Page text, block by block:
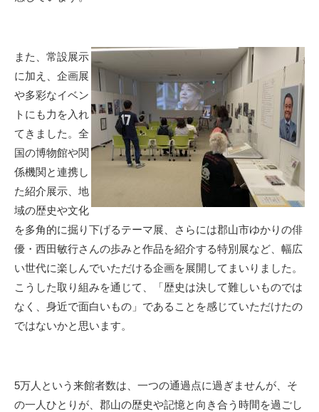
また、常設展示
に加え、企画展
や多彩なイベン
トにも力を入れ
てきました。全
国の博物館や関
係機関と連携し
た紹介展示、地
域の歴史や文化
を多角的に掘り下げるテーマ展、さらには郡山市ゆかりの俳
優・西田敏行さんの歩みと作品を紹介する特別展など、幅広
い世代に楽しんでいただける企画を展開してまいりました。
こうした取り組みを通じて、「歴史は決して難しいものでは
なく、身近で面白いもの」であることを感じていただけたの
ではないかと思います。
5万人という来館者数は、一つの通過点に過ぎませんが、そ
の一人ひとりが、郡山の歴史や記憶と向き合う時間を過ごし